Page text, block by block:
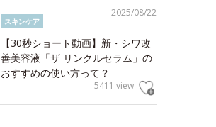
2025/08/22
スキンケア
【30秒ショート動画】新・シワ改
善美容液「ザ リンクルセラム」の
おすすめの使い方って？
5411 view